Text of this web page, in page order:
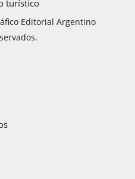
turístico
Editorial Argentino